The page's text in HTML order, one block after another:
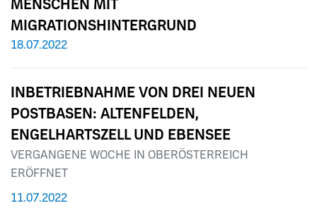
MENSCHEN MIT
MIGRATIONSHINTERGRUND
18.07.2022
INBETRIEBNAHME VON DREI NEUEN
POSTBASEN: ALTENFELDEN,
ENGELHARTSZELL UND EBENSEE
VERGANGENE WOCHE IN OBERÖSTERREICH
ERÖFFNET
11.07.2022